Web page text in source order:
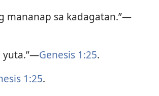
mananap sa kadagatan.”​—
yuta.”​—Genesis 1:25.
1:25.